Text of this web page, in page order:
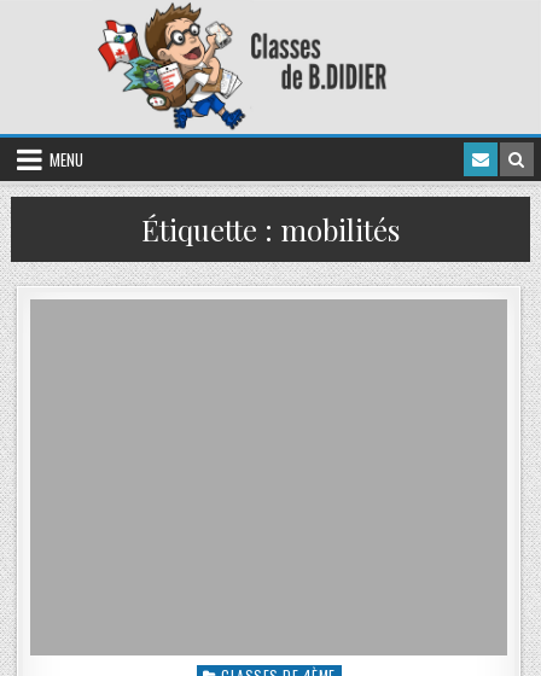
MENU
Étiquette : mobilités